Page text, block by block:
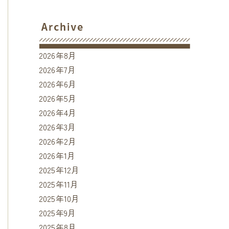
2026年8月
2026年7月
2026年6月
2026年5月
2026年4月
2026年3月
2026年2月
2026年1月
2025年12月
2025年11月
2025年10月
2025年9月